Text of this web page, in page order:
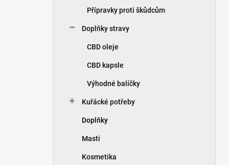
Přípravky proti škůdcům
Doplňky stravy
CBD oleje
CBD kapsle
Výhodné balíčky
Kuřácké potřeby
Doplňky
Masti
Kosmetika